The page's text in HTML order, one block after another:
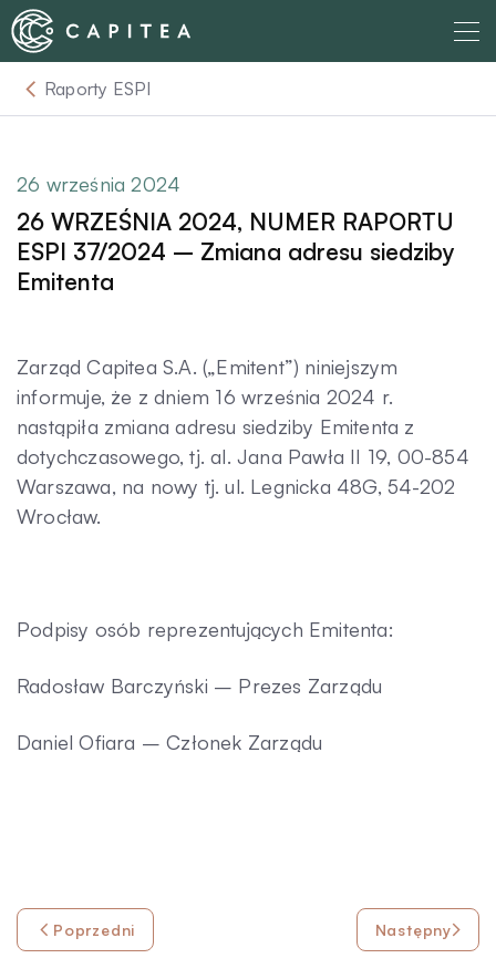
Skip
to
content
O nas
Dla Wierzyciela
Relacje Inwestorskie
Komunikaty
Aktualności
Raporty ESPI
26 września 2024
26 WRZEŚNIA 2024, NUMER RAPORTU
ESPI 37/2024 – Zmiana adresu siedziby
Emitenta
Zarząd Capitea S.A. („Emitent”) niniejszym
informuje, że z dniem 16 września 2024 r.
nastąpiła zmiana adresu siedziby Emitenta z
dotychczasowego, tj. al. Jana Pawła II 19, 00-854
Warszawa, na nowy tj. ul. Legnicka 48G, 54-202
Wrocław.
Podpisy osób reprezentujących Emitenta:
Radosław Barczyński – Prezes Zarządu
Daniel Ofiara – Członek Zarządu
Poprzedni Następny